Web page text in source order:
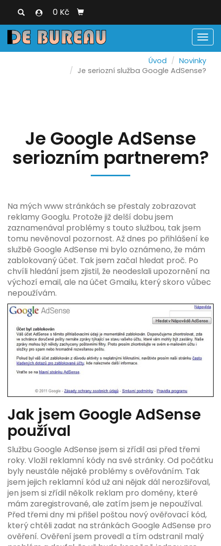
0 Kč
Úvod
Novinky
Je seriozní služba Google AdSense?
Je Google AdSense
seriozním partnerem?
Na mých www stránkách se přestaly zobrazovat
reklamy Googlu. Protože již delší dobu jsem
zaznamenával problémy s touto službou, tak jsem
tomu nevěnoval pozornost. Až dnes po přihlášení ke
službě Google AdSense mi bylo oznámeno, že mám
zablokovaný účet. Tak jsem začal hledat proč. Po
chvíli hledání jsem zjistil, že neodeslali upozornění na
výchozí email, ale na účet Gmailu, který skoro vůbec
nepoužívám.
Jak jsem Google AdSense
používal
Službu Google AdSense jsem si zřídil asi před třemi
roky. Vložil reklamní kódy na své stránky. Od počátku
byly neustále nějaké problémy s ověřováním. Tak
jsem jejich reklamní kód už ani nějak dál nerozšiřoval,
jen jsem si zřídil několk reklam pro domény, které
mám zaregistrované, ale zatím jsem je nepoužíval.
Před třemi dny mi přišel poštou nový ověřovací kód,
který chtěli zadat na stránkách Google AdSense pro
ověření. Ověření jsem provedl a tím odstranil malý